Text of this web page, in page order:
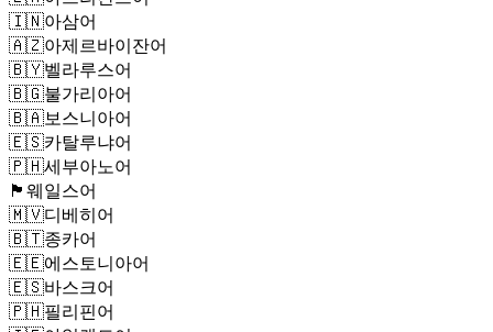
🇮🇳아삼어
🇦🇿아제르바이잔어
🇧🇾벨라루스어
🇧🇬불가리아어
🇧🇦보스니아어
🇪🇸카탈루냐어
🇵🇭세부아노어
🏴󠁧󠁢󠁷󠁬󠁳󠁿 웨일스어
🇲🇻디베히어
🇧🇹종카어
🇪🇪에스토니아어
🇪🇸바스크어
🇵🇭필리핀어